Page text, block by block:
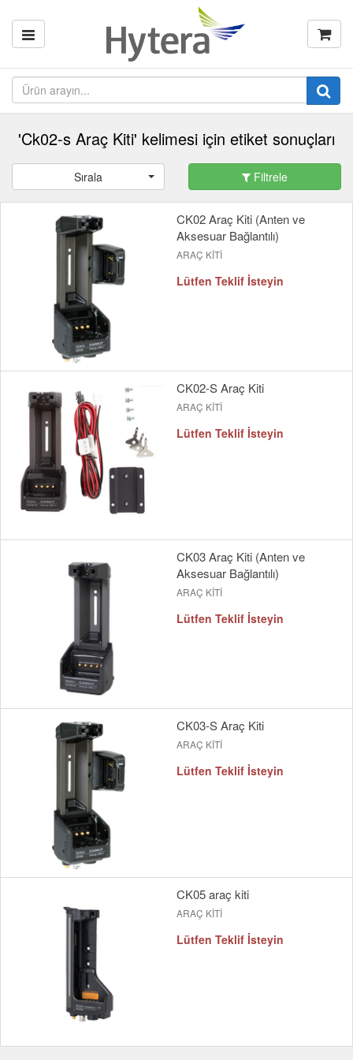
'Ck02-s Araç Kiti' kelimesi için etiket sonuçları
Sırala Filtrele
CK02 Araç Kiti (Anten ve
Aksesuar Bağlantılı)
ARAÇ KİTİ
Lütfen Teklif İsteyin
CK02-S Araç Kiti
ARAÇ KİTİ
Lütfen Teklif İsteyin
CK03 Araç Kiti (Anten ve
Aksesuar Bağlantılı)
ARAÇ KİTİ
Lütfen Teklif İsteyin
CK03-S Araç Kiti
ARAÇ KİTİ
Lütfen Teklif İsteyin
CK05 araç kiti
ARAÇ KİTİ
Lütfen Teklif İsteyin